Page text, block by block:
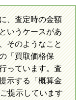
ちゃがご到着後、ご
入金可能です。
撮影方法
ちゃがご到着後、ご
入金可能です。
写真の撮影方法
、査定時の金額
いうケースがあ
そのようなこと
「買取価格保
っています。査
示する「概算金
提示しています